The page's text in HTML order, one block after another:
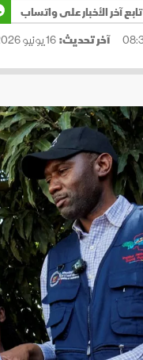
تابع آخر الأخبار على واتساب
آخر تحديث:16 يونيو 2026 14:02